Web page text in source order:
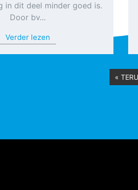
in dit deel minder goed is.
Door bv...
Verder lezen
«